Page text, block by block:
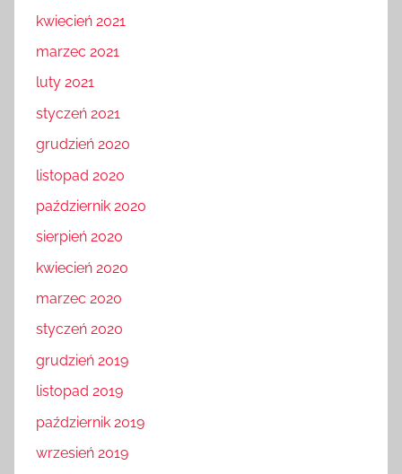
kwiecień 2021
marzec 2021
luty 2021
styczeń 2021
grudzień 2020
listopad 2020
październik 2020
sierpień 2020
kwiecień 2020
marzec 2020
styczeń 2020
grudzień 2019
listopad 2019
październik 2019
wrzesień 2019